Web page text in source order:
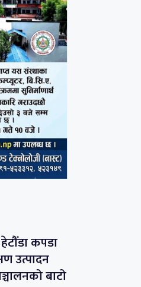
कपडा
उत्पादन
बाटो